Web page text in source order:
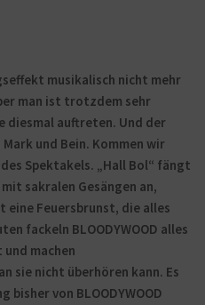
musikalisch nicht mehr
man ist trotzdem sehr
diesmal auftreten. Und der
und Bein. Kommen wir
Spektakels. „Hall Bol“ fängt
sakralen Gesängen an,
eine Feuersbrunst, die alles
fackeln BLOODYWOOD alles
machen
sie nicht überhören kann. Es
von BLOODYWOOD